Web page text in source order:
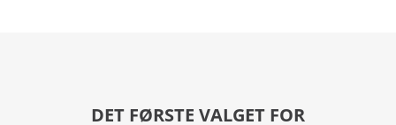
DET FØRSTE VALGET FOR